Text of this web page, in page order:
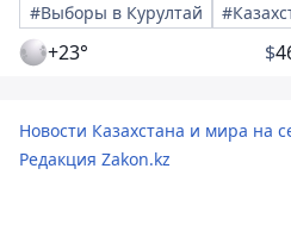
#Выборы в Курултай
+23° $
Новости Казахстана и мира на
Редакция Zakon.kz